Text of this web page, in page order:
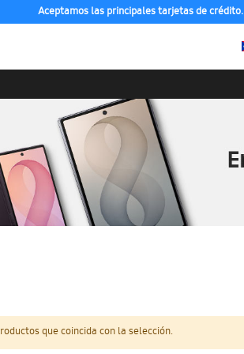
Aceptamos las principales tarjetas de crédito.
que coincida con la selección.